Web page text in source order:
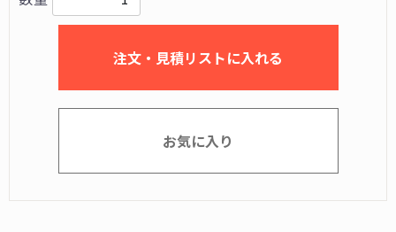
注文・見積リストに入れる
お気に入り